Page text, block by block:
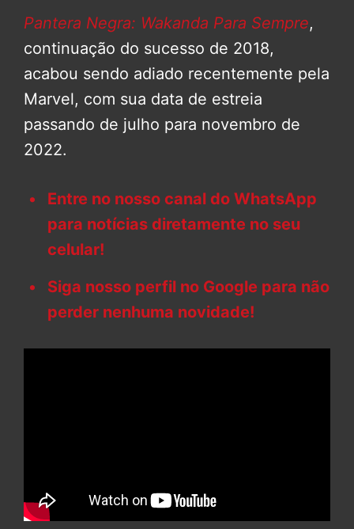
Pantera Negra: Wakanda Para Sempre,
continuação do sucesso de 2018,
acabou sendo adiado recentemente pela
Marvel, com sua data de estreia
passando de julho para novembro de
2022.
Entre no nosso canal do WhatsApp
para notícias diretamente no seu
celular!
Siga nosso perfil no Google para não
perder nenhuma novidade!